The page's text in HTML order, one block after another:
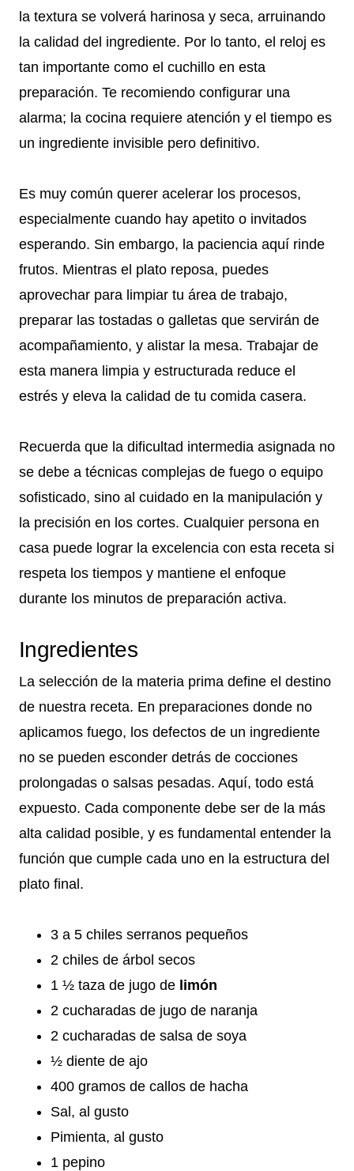
la textura se volverá harinosa y seca, arruinando
la calidad del ingrediente. Por lo tanto, el reloj es
tan importante como el cuchillo en esta
preparación. Te recomiendo configurar una
alarma; la cocina requiere atención y el tiempo es
un ingrediente invisible pero definitivo.
Es muy común querer acelerar los procesos,
especialmente cuando hay apetito o invitados
esperando. Sin embargo, la paciencia aquí rinde
frutos. Mientras el plato reposa, puedes
aprovechar para limpiar tu área de trabajo,
preparar las tostadas o galletas que servirán de
acompañamiento, y alistar la mesa. Trabajar de
esta manera limpia y estructurada reduce el
estrés y eleva la calidad de tu comida casera.
Recuerda que la dificultad intermedia asignada no
se debe a técnicas complejas de fuego o equipo
sofisticado, sino al cuidado en la manipulación y
la precisión en los cortes. Cualquier persona en
casa puede lograr la excelencia con esta receta si
respeta los tiempos y mantiene el enfoque
durante los minutos de preparación activa.
Ingredientes
La selección de la materia prima define el destino
de nuestra receta. En preparaciones donde no
aplicamos fuego, los defectos de un ingrediente
no se pueden esconder detrás de cocciones
prolongadas o salsas pesadas. Aquí, todo está
expuesto. Cada componente debe ser de la más
alta calidad posible, y es fundamental entender la
función que cumple cada uno en la estructura del
plato final.
3 a 5 chiles serranos pequeños
2 chiles de árbol secos
1 ½ taza de jugo de limón
2 cucharadas de jugo de naranja
2 cucharadas de salsa de soya
½ diente de ajo
400 gramos de callos de hacha
Sal, al gusto
Pimienta, al gusto
1 pepino